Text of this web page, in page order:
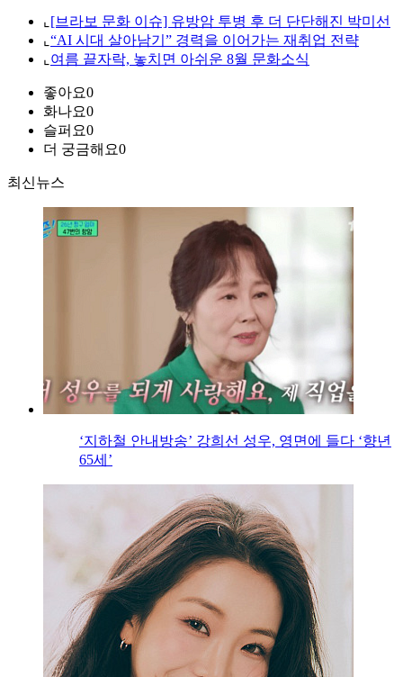
⌞ [브라보 문화 이슈] 유방암 투병 후 더 단단해진 박미선
⌞ “AI 시대 살아남기” 경력을 이어가는 재취업 전략
⌞ 여름 끝자락, 놓치면 아쉬운 8월 문화소식
좋아요0
화나요0
슬퍼요0
더 궁금해요0
최신뉴스
‘지하철 안내방송’ 강희선 성우, 영면에 들다 ‘향년
65세’